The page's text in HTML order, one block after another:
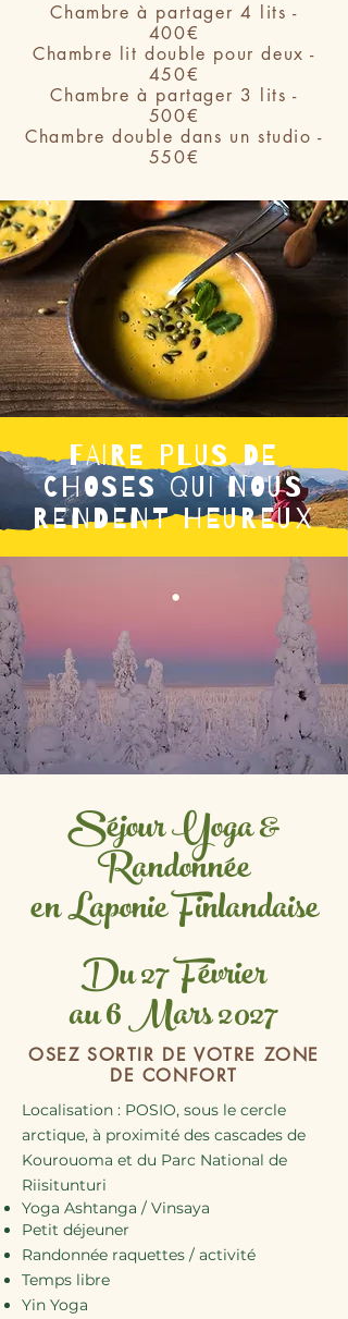
Chambre à partager 4 lits -
400€
Chambre lit double pour deux -
450€
Chambre à partager 3 lits -
500€
Chambre double dans un studio -
550€
FAIRE PLUS DE
CHOSES QUI NOUS
RENDENT HEUREUX
Séjour Yoga &
Randonnée
en Laponie Finlandaise
Du 27 Février
au 6 Mars 2027
OSEZ SORTIR DE VOTRE ZONE
DE CONFORT
Localisation : POSIO, sous le cercle
arctique, à proximité des cascades de
Kourouoma et du Parc National de
Riisitunturi
​Yoga Ashtanga / Vinsaya
Petit déjeuner
Randonnée raquettes / activité
Temps libre
Yin Yoga